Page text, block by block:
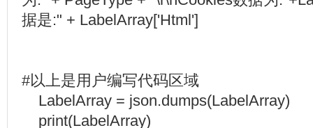
据是:" + LabelArray['Html']
#以上是用户编写代码区域
LabelArray = json.dumps(LabelArray)
print(LabelArray)